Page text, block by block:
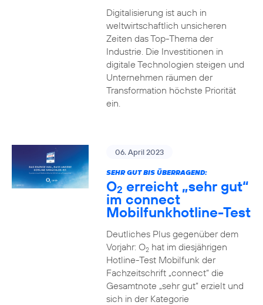
Digitalisierung ist auch in
weltwirtschaftlich unsicheren
Zeiten das Top-Thema der
Industrie. Die Investitionen in
digitale Technologien steigen und
Unternehmen räumen der
Transformation höchste Priorität
ein.
06. April 2023
SEHR GUT BIS ÜBERRAGEND:
O2 erreicht „sehr gut“
im connect
Mobilfunkhotline-Test
Deutliches Plus gegenüber dem
Vorjahr: O2hat im diesjährigen
Hotline-Test Mobilfunk der
Fachzeitschrift „connect“ die
Gesamtnote „sehr gut“ erzielt und
sich in der Kategorie